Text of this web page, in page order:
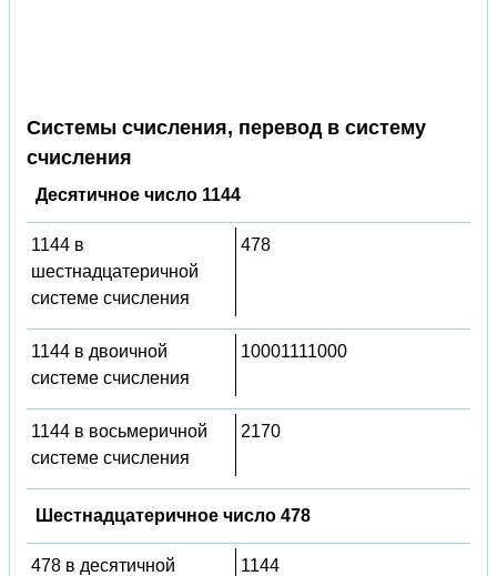
Системы счисления, перевод в систему
счисления
Десятичное число 1144
1144 в
шестнадцатеричной
системе счисления
478
1144 в двоичной
системе счисления
10001111000
1144 в восьмеричной
системе счисления
2170
Шестнадцатеричное число 478
478 в десятичной
1144